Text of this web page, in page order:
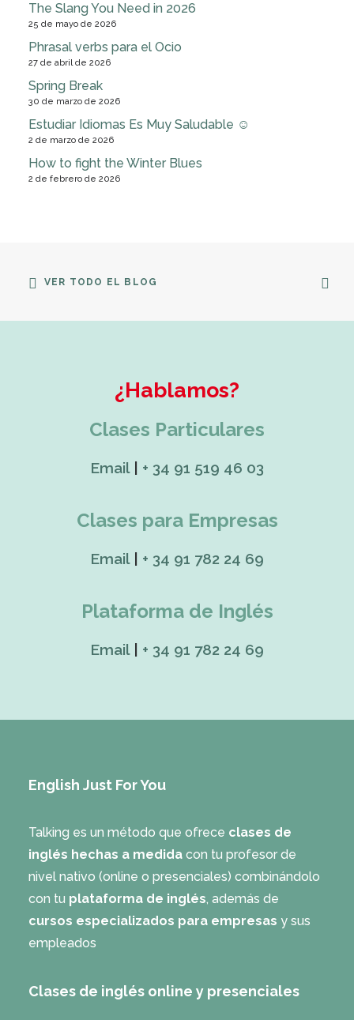
The Slang You Need in 2026
25 de mayo de 2026
Phrasal verbs para el Ocio
27 de abril de 2026
Spring Break
30 de marzo de 2026
Estudiar Idiomas Es Muy Saludable ☺
2 de marzo de 2026
How to fight the Winter Blues
2 de febrero de 2026
VER TODO EL BLOG
¿Hablamos?
Clases Particulares
Email| + 34 91 519 46 03
Clases para Empresas
Email| + 34 91 782 24 69
Plataforma de Inglés
Email| + 34 91 782 24 69
English Just For You
Talking es un método que ofrece clases de
inglés hechas a medida con tu profesor de
nivel nativo (online o presenciales) combinándolo
con tu plataforma de inglés, además de
cursos especializados para empresas y sus
empleados
Clases de inglés online y presenciales